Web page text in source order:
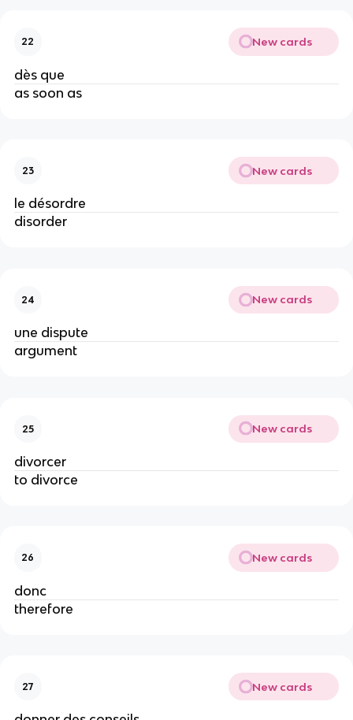
22 New cards
dès que
as soon as
23 New cards
le désordre
disorder
24 New cards
une dispute
argument
25 New cards
divorcer
to divorce
26 New cards
donc
therefore
27 New cards